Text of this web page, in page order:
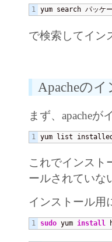
yum search パッケ
で検索してイン
Apacheの
まず、apache
yum list
これでインスト
ールされていな
インストール用
sudo yum install